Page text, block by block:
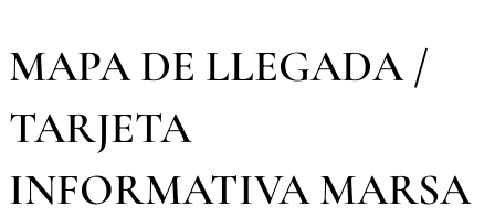
MAPA DE LLEGADA /
TARJETA
INFORMATIVA MARSA